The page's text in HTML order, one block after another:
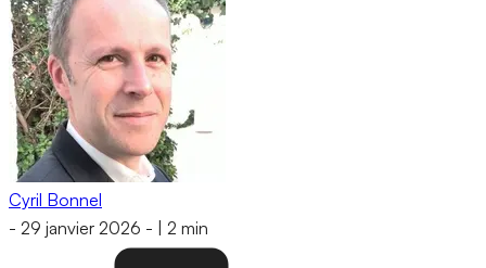
Cyril Bonnel
- 29 janvier 2026 - 2 min